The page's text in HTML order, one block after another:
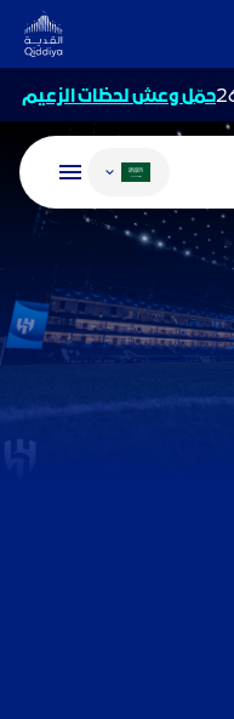
حمّل وعش لحظات الزعيم
تغيير اللغة